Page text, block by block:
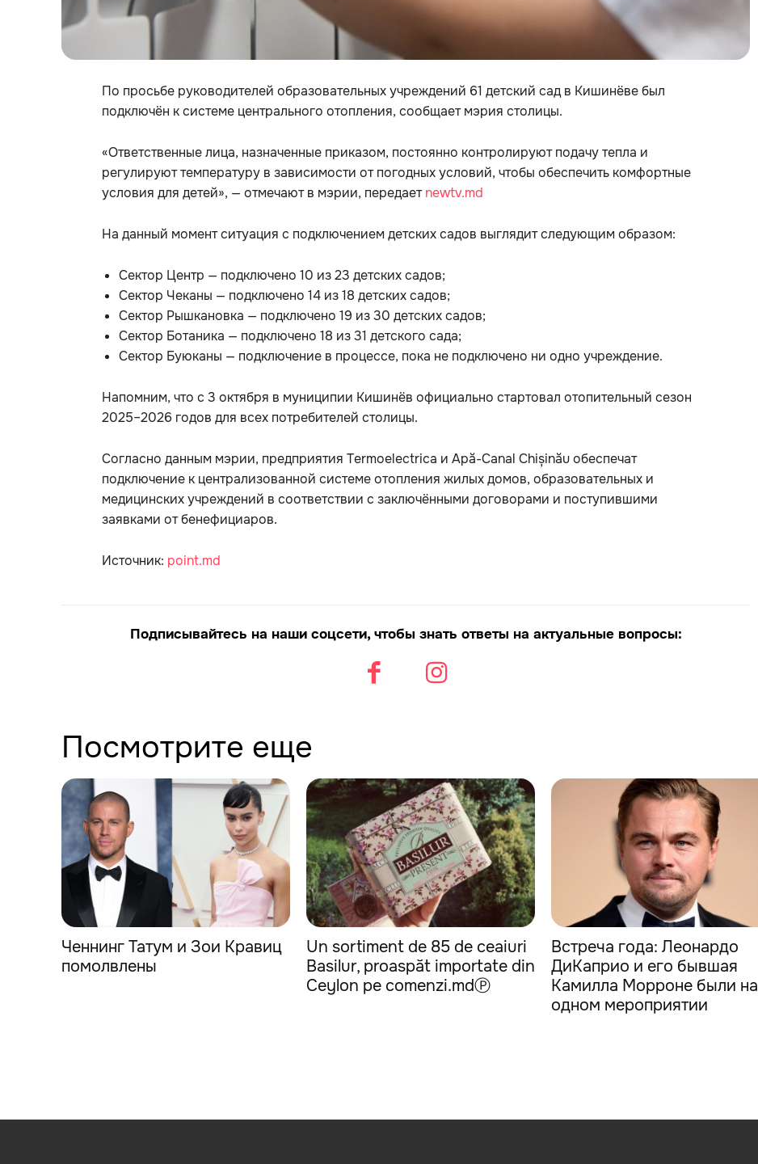
По просьбе руководителей образовательных учреждений 61 детский сад в Кишинёве был
подключён к системе центрального отопления, сообщает мэрия столицы.
«Ответственные лица, назначенные приказом, постоянно контролируют подачу тепла и
регулируют температуру в зависимости от погодных условий, чтобы обеспечить комфортные
условия для детей», — отмечают в мэрии, передаетnewtv.md
На данный момент ситуация с подключением детских садов выглядит следующим образом:
Сектор Центр — подключено 10 из 23 детских садов;
Сектор Чеканы — подключено 14 из 18 детских садов;
Сектор Рышкановка — подключено 19 из 30 детских садов;
Сектор Ботаника — подключено 18 из 31 детского сада;
Сектор Буюканы — подключение в процессе, пока не подключено ни одно учреждение.
Напомним, что с 3 октября в муниципии Кишинёв официально стартовал отопительный сезон
2025–2026 годов для всех потребителей столицы.
Согласно данным мэрии, предприятия Termoelectrica и Apă-Canal Chișinău обеспечат
подключение к централизованной системе отопления жилых домов, образовательных и
медицинских учреждений в соответствии с заключёнными договорами и поступившими
заявками от бенефициаров.
Источник: point.md
Подписывайтесь на наши соцсети, чтобы знать ответы на актуальные вопросы:
Посмотрите еще
Ченнинг Татум и Зои Кравиц
помолвлены
Un sortiment de 85 de ceaiuri
Basilur, proaspăt importate din
Ceylon pe comenzi.mdⓅ
Встреча года: Леонардо
ДиКаприо и его бывшая
Камилла Морроне были на
одном мероприятии